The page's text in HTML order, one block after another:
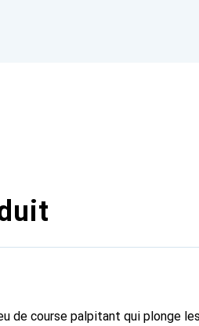
de course palpitant qui plonge